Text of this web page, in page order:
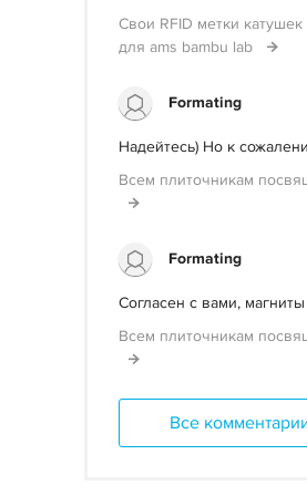
Свои RFID метки катушек
для ams bambu lab
Formating
Надейтесь) Но к
Всем плиточникам
Formating
Согласен с вами,
Всем плиточникам
Все